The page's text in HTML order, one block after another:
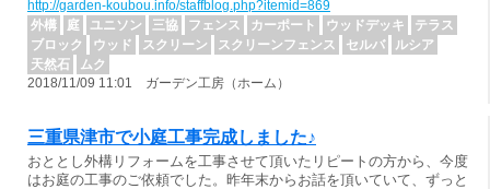
http://garden-koubou.info/staffblog.php?itemid=869
外構
庭 ユニソン 三協 フェンス カーポート ウッドデッキ
テラス
ブロック
ウッド スクリーン スクリーンフェンス セルバ
ルシア
天然石
ムク
2018/11/09 11:01 ガーデン工房（ホーム）
三重県津市で小庭工事完成しました♪
おととし外構リフォームを工事させて頂いたリピートの方から、今度
はお庭の工事のご依頼でした。昨年末からお話を頂いていて、ずっと